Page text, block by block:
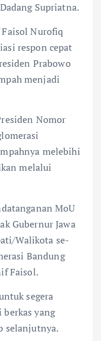
Supriatna.
Nurofiq
respon cepat
Prabowo
menjadi
Nomor
melebihi
melalui
MoU
Gubernur Jawa
Walikota se-
Bandung
Faisol.
segera
yang
selanjutnya.